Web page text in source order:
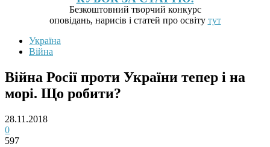
Безкоштовний творчий конкурс
оповідань, нарисів і статей про освіту тут
Україна
Війна
Війна Росії проти України тепер і на
морі. Що робити?
28.11.2018
0
597